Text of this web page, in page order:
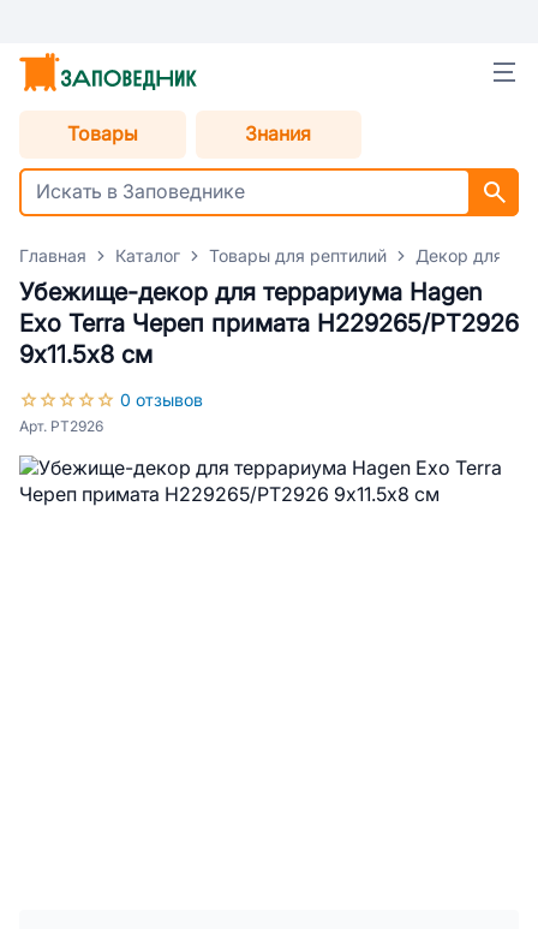
Товары Знания
Главная Каталог Товары для рептилий Декор для
Убежище-декор для террариума Hagen
Exo Terra Череп примата H229265/PT2926
9х11.5х8 см
0 отзывов
Арт. PT2926